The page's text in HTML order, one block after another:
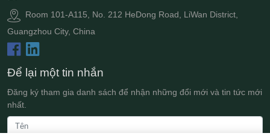
Room 101-A115, No. 212 HeDong Road, LiWan District,
Guangzhou City, China
Để lại một tin nhắn
Đăng ký tham gia danh sách để nhận những đổi mới và tin tức mới
nhất.